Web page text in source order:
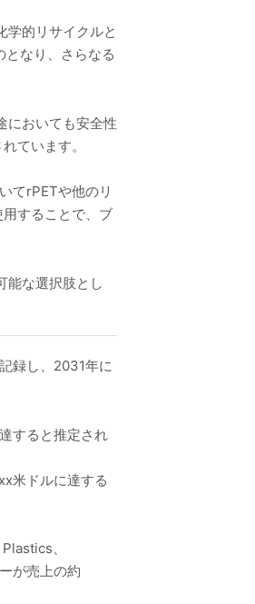
学的リサイクルと
なり、さらなる
においても安全性
ています。
てrPETや他のリ
することで、ブ
能な選択肢とし
録し、2031年に
すると推定され
米ドルに達する
、
が売上の約